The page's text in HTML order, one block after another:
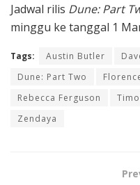
Jadwal rilis Dune: Part
minggu ke tanggal 1
Tags: Austin Butler
Dune: Part Two
Rebecca Ferguson
Zendaya